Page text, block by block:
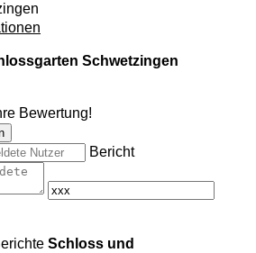
Schwetzingen
Bewertung!
Bericht
Schloss und